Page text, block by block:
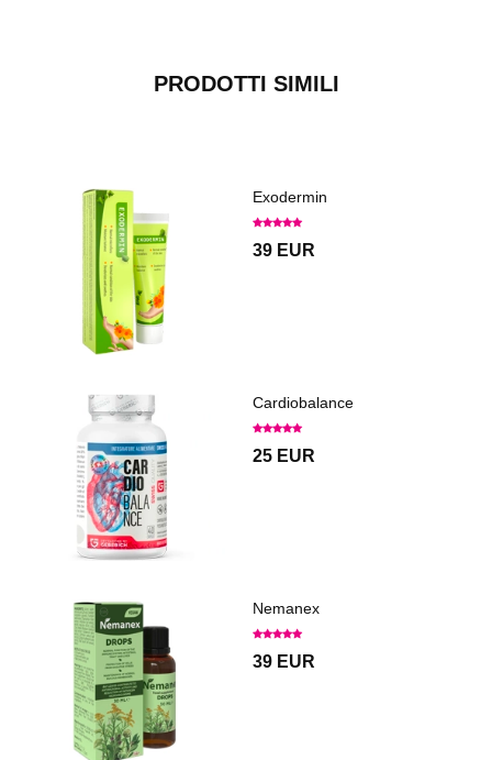
PRODOTTI SIMILI
Exodermin
39 EUR
Cardiobalance
25 EUR
Nemanex
39 EUR